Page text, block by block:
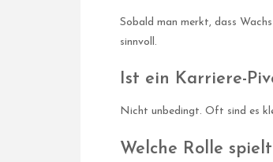
Sobald man merkt, dass
sinnvoll.
Ist ein Karriere-
Nicht unbedingt. Oft sind es
Welche Rolle